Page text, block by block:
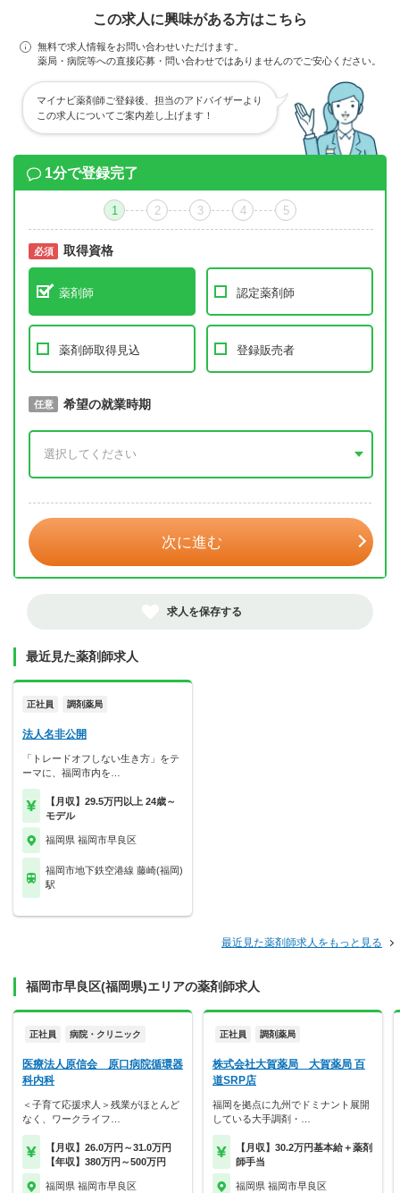
この求人に興味がある方はこちら
無料で求人情報をお問い合わせいただけます。
薬局・病院等への直接応募・問い合わせではありませんのでご安心ください。
マイナビ薬剤師ご登録後、担当のアドバイザーより
この求人についてご案内差し上げます！
1分で登録完了
1 2 3 4 5
必須 取得資格
薬剤師 認定薬剤師
薬剤師取得見込 登録販売者
必須 取得予定年
任意 希望の就業時期
次に進む
求人を保存する
最近見た薬剤師求人
正社員 調剤薬局
法人名非公開
「トレードオフしない生き方」をテ
ーマに、福岡市内を…
【月収】29.5万円以上 24歳～
モデル
福岡県 福岡市早良区
福岡市地下鉄空港線 藤崎(福岡)
駅
最近見た薬剤師求人をもっと見る
福岡市早良区(福岡県)エリアの薬剤師求人
正社員 病院・クリニック
医療法人原信会 原口病院循環器
科内科
＜子育て応援求人＞残業がほとんど
なく、ワークライフ…
【月収】26.0万円～31.0万円
【年収】380万円～500万円
福岡県 福岡市早良区
正社員 調剤薬局
株式会社大賀薬局 大賀薬局 百
道SRP店
福岡を拠点に九州でドミナント展開
している大手調剤・…
【月収】30.2万円基本給＋薬剤
師手当
福岡県 福岡市早良区